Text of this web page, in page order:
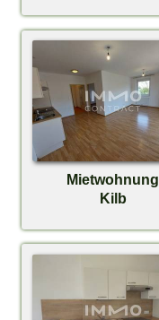
Mietwohnung
Kilb